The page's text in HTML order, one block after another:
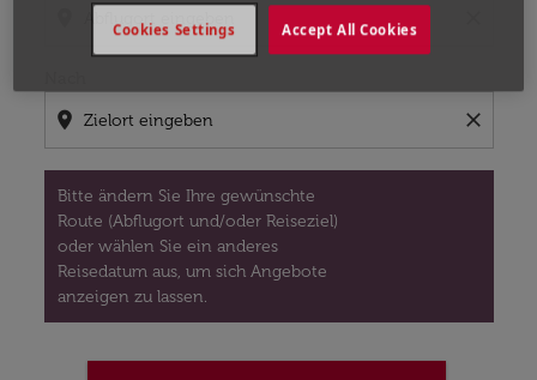
location_on close
Bitte ändern Sie Ihre gewünschte
Route (Abflugort und/oder Reiseziel)
oder wählen Sie ein anderes
Reisedatum aus, um sich Angebote
anzeigen zu lassen.
Accept All Cookies
Cookies Settings